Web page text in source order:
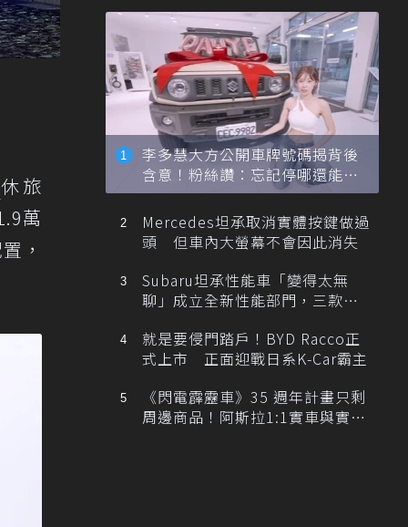
休旅
萬
，
李多慧大方公開車牌號碼揭背後
含意！粉絲讚：忘記停哪還能幫
忙找車
Mercedes坦承取消實體按鍵做過
頭 但車內大螢幕不會因此消失
Subaru坦承性能車「變得太無
聊」成立全新性能部門，三款手
就是要侵門踏戶！BYD Racco正
式上市 正面迎戰日系K-Car霸主
《閃電霹靂車》35 週年計畫只剩
周邊商品！阿斯拉1:1實車與實體